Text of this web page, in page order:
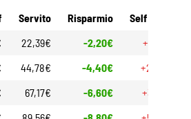
Servito Risparmio Self 30gg
22,39€ -2,20€
+1,25€
44,78€ -4,40€
+2,50€
67,17€ -6,60€
+3,75€